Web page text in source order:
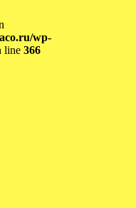
wp-
line 366